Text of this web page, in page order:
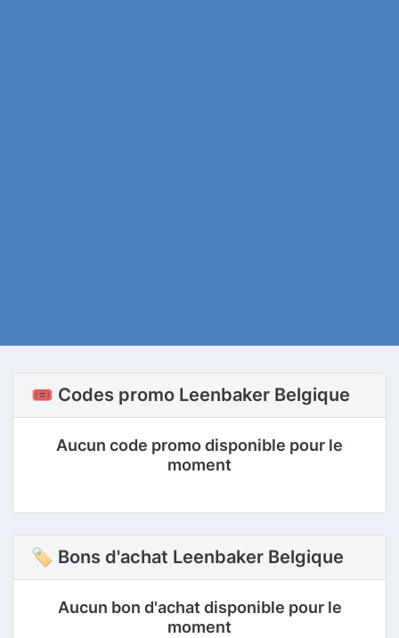
🎟️ Codes promo Leenbaker Belgique
Aucun code promo disponible pour le
moment
🏷 Bons d'achat Leenbaker Belgique
Aucun bon d'achat disponible pour le
moment